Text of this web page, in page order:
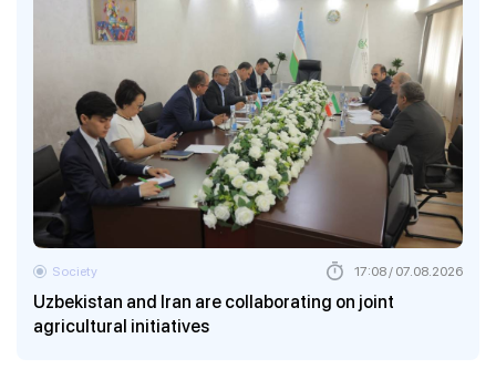
Uzbekistan and Iran are collaborating on joint
agricultural initiatives
Society 17:08 / 07.08.2026